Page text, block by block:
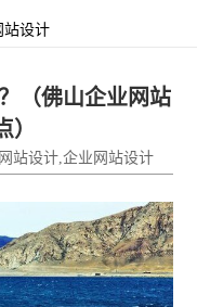
站设计
（佛山企业网站
站设计,企业网站设计